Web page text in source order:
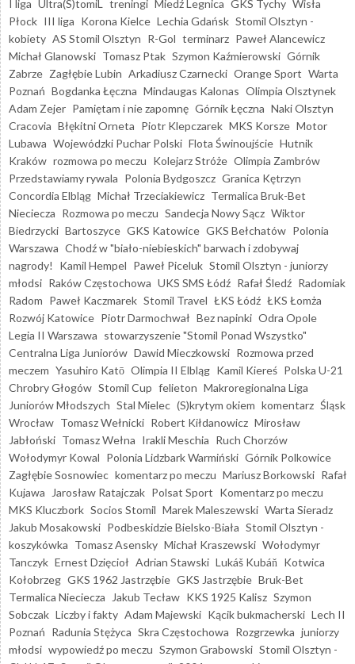
I liga Ultra(S)tomiL treningi Miedź Legnica GKS Tychy Wisła
Płock III liga Korona Kielce Lechia Gdańsk Stomil Olsztyn -
kobiety AS Stomil Olsztyn R-Gol terminarz Paweł Alancewicz
Michał Glanowski Tomasz Ptak Szymon Kaźmierowski Górnik
Zabrze Zagłębie Lubin Arkadiusz Czarnecki Orange Sport Warta
Poznań Bogdanka Łęczna Mindaugas Kalonas Olimpia Olsztynek
Adam Zejer Pamiętam i nie zapomnę Górnik Łęczna Naki Olsztyn
Cracovia Błękitni Orneta Piotr Klepczarek MKS Korsze Motor
Lubawa Wojewódzki Puchar Polski Flota Świnoujście Hutnik
Kraków rozmowa po meczu Kolejarz Stróże Olimpia Zambrów
Przedstawiamy rywala Polonia Bydgoszcz Granica Kętrzyn
Concordia Elbląg Michał Trzeciakiewicz Termalica Bruk-Bet
Nieciecza Rozmowa po meczu Sandecja Nowy Sącz Wiktor
Biedrzycki Bartoszyce GKS Katowice GKS Bełchatów Polonia
Warszawa Chodź w "biało-niebieskich" barwach i zdobywaj
nagrody!
Kamil Hempel Paweł Piceluk Stomil Olsztyn - juniorzy
młodsi Raków Częstochowa UKS SMS Łódź Rafał Śledź Radomiak
Radom Paweł Kaczmarek Stomil Travel ŁKS Łódź ŁKS Łomża
Rozwój Katowice Piotr Darmochwał Bez napinki Odra Opole
Legia II Warszawa stowarzyszenie "Stomil Ponad Wszystko"
Centralna Liga Juniorów Dawid Mieczkowski Rozmowa przed
meczem Yasuhiro Katō Olimpia II Elbląg Kamil Kiereś Polska U-21
Chrobry Głogów Stomil Cup felieton Makroregionalna Liga
Juniorów Młodszych Stal Mielec (S)krytym okiem komentarz Śląsk
Wrocław Tomasz Wełnicki Robert Kiłdanowicz Mirosław
Jabłoński Tomasz Wełna Irakli Meschia Ruch Chorzów
Wołodymyr Kowal Polonia Lidzbark Warmiński Górnik Polkowice
Zagłębie Sosnowiec komentarz po meczu Mariusz Borkowski Rafał
Kujawa
Jarosław Ratajczak Polsat Sport Komentarz po meczu
MKS Kluczbork Socios Stomil Marek Maleszewski Warta Sieradz
Jakub Mosakowski Podbeskidzie Bielsko-Biała Stomil Olsztyn -
koszykówka Tomasz Asensky Michał Kraszewski Wołodymyr
Tanczyk Ernest Dzięcioł Adrian Stawski Lukáš Kubáň Kotwica
Kołobrzeg GKS 1962 Jastrzębie GKS Jastrzębie Bruk-Bet
Termalica Nieciecza
Jakub Tecław KKS 1925 Kalisz Szymon
Sobczak Liczby i fakty Adam Majewski Kącik bukmacherski Lech II
Poznań Radunia Stężyca Skra Częstochowa Rozgrzewka juniorzy
młodsi wypowiedź po meczu Szymon Grabowski Stomil Olsztyn -